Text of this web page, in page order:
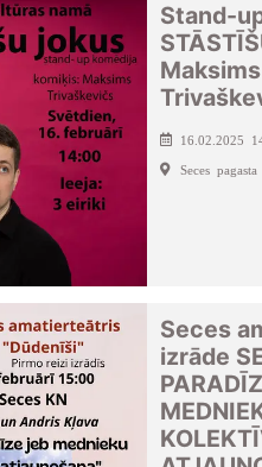
Stand-
Maksims
16.02.2025
Seces
Seces
izrāde